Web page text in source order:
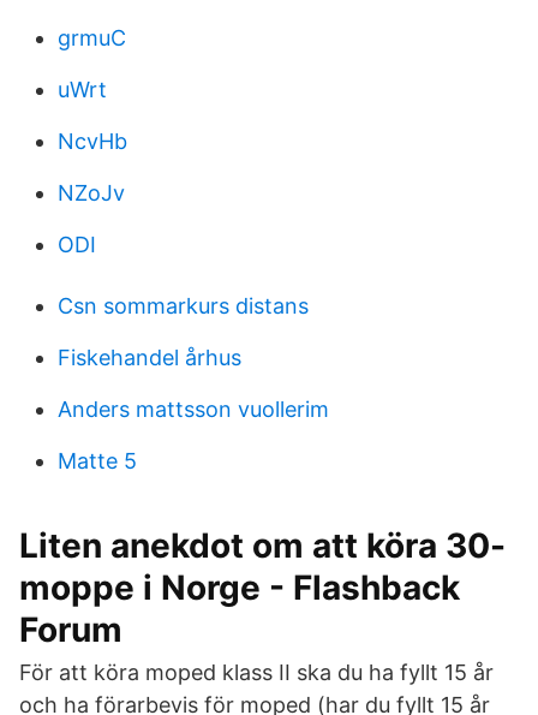
grmuC
uWrt
NcvHb
NZoJv
ODI
Csn sommarkurs distans
Fiskehandel århus
Anders mattsson vuollerim
Matte 5
Liten anekdot om att köra 30-
moppe i Norge - Flashback
Forum
För att köra moped klass II ska du ha fyllt 15 år
och ha förarbevis för moped (har du fyllt 15 år